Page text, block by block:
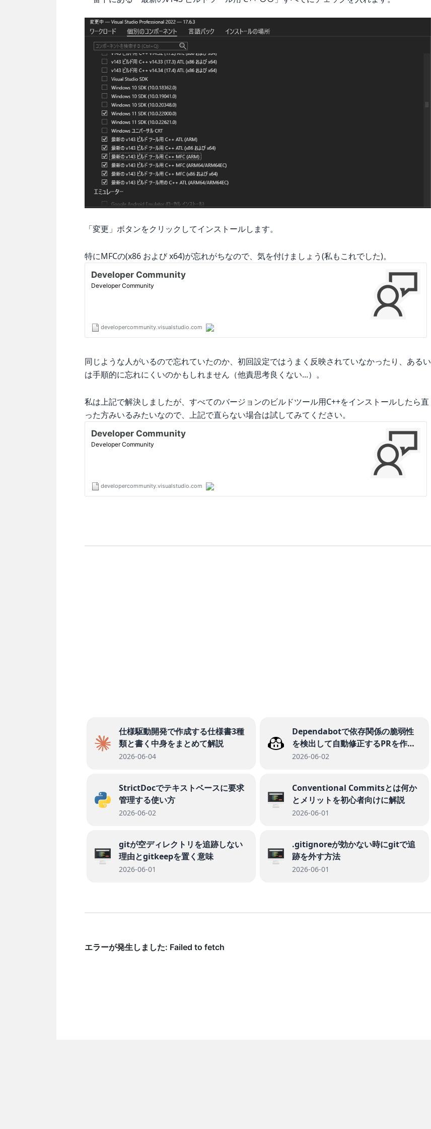
「変更」ボタンをクリックしてインストールします。
特にMFCの(x86 および x64)が忘れがちなので、気を付けましょう(私もこれでした)。
同じような人がいるので忘れていたのか、初回設定ではうまく反映されていなかったり、あるい
は手順的に忘れにくいのかもしれません（他責思考良くない...）。
私は上記で解決しましたが、すべてのバージョンのビルドツール用C++をインストールしたら直
った方みいるみたいなので、上記で直らない場合は試してみてください。
仕様駆動開発で作成する仕様書3種
類と書く中身をまとめて解説
2026-06-04
Dependabotで依存関係の脆弱性
を検出して自動修正するPRを作る
手順
2026-06-02
StrictDocでテキストベースに要求
管理する使い方
2026-06-02
Conventional Commitsとは何か
とメリットを初心者向けに解説
2026-06-01
gitが空ディレクトリを追跡しない
理由とgitkeepを置く意味
2026-06-01
.gitignoreが効かない時にgitで追
跡を外す方法
2026-06-01